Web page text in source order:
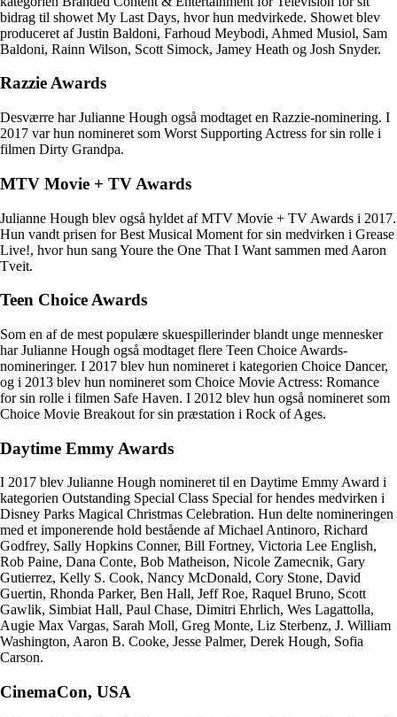
bidrag til showet My Last Days, hvor hun medvirkede. Showet blev
produceret af Justin Baldoni, Farhoud Meybodi, Ahmed Musiol, Sam
Baldoni, Rainn Wilson, Scott Simock, Jamey Heath og Josh Snyder.
Razzie Awards
Desværre har Julianne Hough også modtaget en Razzie-nominering. I
2017 var hun nomineret som Worst Supporting Actress for sin rolle i
filmen Dirty Grandpa.
MTV Movie + TV Awards
Julianne Hough blev også hyldet af MTV Movie + TV Awards i 2017.
Hun vandt prisen for Best Musical Moment for sin medvirken i Grease
Live!, hvor hun sang Youre the One That I Want sammen med Aaron
Tveit.
Teen Choice Awards
Som en af de mest populære skuespillerinder blandt unge mennesker
har Julianne Hough også modtaget flere Teen Choice Awards-
nomineringer. I 2017 blev hun nomineret i kategorien Choice Dancer,
og i 2013 blev hun nomineret som Choice Movie Actress: Romance
for sin rolle i filmen Safe Haven. I 2012 blev hun også nomineret som
Choice Movie Breakout for sin præstation i Rock of Ages.
Daytime Emmy Awards
I 2017 blev Julianne Hough nomineret til en Daytime Emmy Award i
kategorien Outstanding Special Class Special for hendes medvirken i
Disney Parks Magical Christmas Celebration. Hun delte nomineringen
med et imponerende hold bestående af Michael Antinoro, Richard
Godfrey, Sally Hopkins Conner, Bill Fortney, Victoria Lee English,
Rob Paine, Dana Conte, Bob Matheison, Nicole Zamecnik, Gary
Gutierrez, Kelly S. Cook, Nancy McDonald, Cory Stone, David
Guertin, Rhonda Parker, Ben Hall, Jeff Roe, Raquel Bruno, Scott
Gawlik, Simbiat Hall, Paul Chase, Dimitri Ehrlich, Wes Lagattolla,
Augie Max Vargas, Sarah Moll, Greg Monte, Liz Sterbenz, J. William
Washington, Aaron B. Cooke, Jesse Palmer, Derek Hough, Sofia
Carson.
CinemaCon, USA